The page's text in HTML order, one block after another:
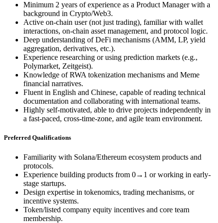
Minimum 2 years of experience as a Product Manager with a
background in Crypto/Web3.
Active on-chain user (not just trading), familiar with wallet
interactions, on-chain asset management, and protocol logic.
Deep understanding of DeFi mechanisms (AMM, LP, yield
aggregation, derivatives, etc.).
Experience researching or using prediction markets (e.g.,
Polymarket, Zeitgeist).
Knowledge of RWA tokenization mechanisms and Meme
financial narratives.
Fluent in English and Chinese, capable of reading technical
documentation and collaborating with international teams.
Highly self-motivated, able to drive projects independently in
a fast-paced, cross-time-zone, and agile team environment.
Preferred Qualifications
Familiarity with Solana/Ethereum ecosystem products and
protocols.
Experience building products from 0→1 or working in early-
stage startups.
Design expertise in tokenomics, trading mechanisms, or
incentive systems.
Token/listed company equity incentives and core team
membership.